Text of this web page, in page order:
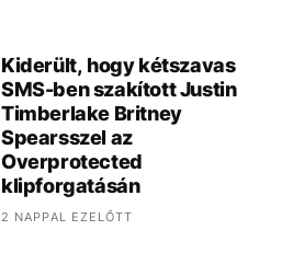
Kiderült, hogy kétszavas
SMS-ben szakított Justin
Timberlake Britney
Spearsszel az
Overprotected
klipforgatásán
2 NAPPAL EZELŐTT